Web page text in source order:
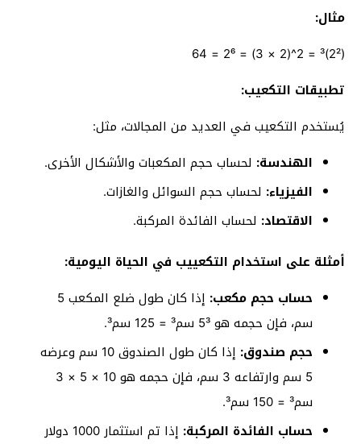
مثال:
(2²)³ = 2^(2 × 3) = 2⁶ = 64
تطبيقات التكعيب:
يُستخدم التكعيب في العديد من المجالات، مثل:
الهندسة: لحساب حجم المكعبات والأشكال الأخرى.
الفيزياء: لحساب حجم السوائل والغازات.
الاقتصاد: لحساب الفائدة المركبة.
أمثلة على استخدام التكعييب في الحياة اليومية:
حساب حجم مكعب:
إذا كان طول ضلع المكعب 5
سم، فإن حجمه هو 5³ سم³ = 125 سم³.
حجم صندوق:
إذا كان طول الصندوق 10 سم وعرضه
5 سم وارتفاعه 3 سم، فإن حجمه هو 10 × 5 × 3
سم³ = 150 سم³.
حساب الفائدة المركبة:
إذا تم استثمار 1000 دولار